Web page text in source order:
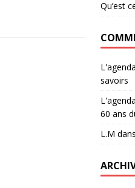
Qu’est
savoirs
60 ans
L.M dans